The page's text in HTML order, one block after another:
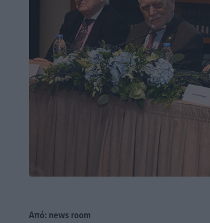
Από: news room